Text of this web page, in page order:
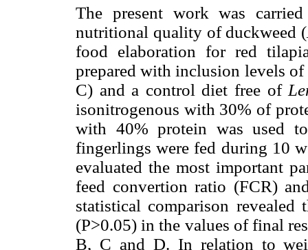
The present work was
nutritional quality of duckweed (
food elaboration for red
prepared with inclusion levels
C) and a control diet free of
isonitrogenous with 30% of
with 40% protein was used
fingerlings were fed during 10
evaluated the most important
feed convertion ratio (FCR)
statistical comparison
(P>0.05) in the values of final
B, C and D. In relation to